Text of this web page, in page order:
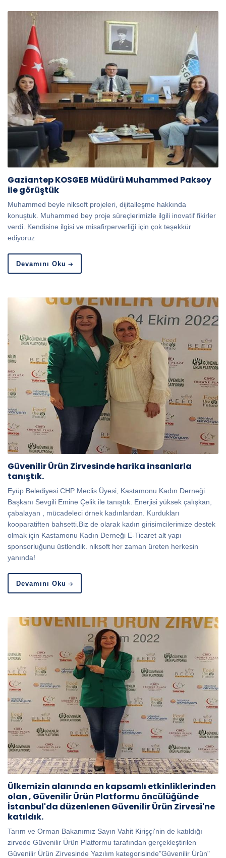
Gaziantep KOSGEB Müdürü Muhammed Paksoy
ile görüştük
Muhammed beyle nlksoft projeleri, dijitalleşme hakkında
konuştuk. Muhammed bey proje süreçlerimizle ilgili inovatif fikirler
verdi. Kendisine ilgisi ve misafirperverliği için çok teşekkür
ediyoruz
Devamını Oku
Güvenilir Ürün Zirvesinde harika insanlarla
tanıştık.
Eyüp Belediyesi CHP Meclis Üyesi, Kastamonu Kadın Derneği
Başkanı Sevgili Emine Çelik ile tanıştık. Enerjisi yüksek çalışkan,
çabalayan , mücadeleci örnek kadınlardan. Kurdukları
kooparatiften bahsetti.Biz de olarak kadın girisimcilerimize destek
olmak için Kastamonu Kadın Derneği E-Ticaret alt yapı
sponsorluğunu üstlendik. nlksoft her zaman üreten herkesin
yanında!
Devamını Oku
Ülkemizin alanında en kapsamlı etkinliklerinden
olan , Güvenilir Ürün Platformu öncülüğünde
İstanbul'da düzenlenen Güvenilir Ürün Zirvesi'ne
katıldık.
Tarım ve Orman Bakanımız Sayın Vahit Kirişçi'nin de katıldığı
zirvede Güvenilir Ürün Platformu tarafından gerçekleştirilen
Güvenilir Ürün Zirvesinde Yazılım kategorisinde"Güvenilir Ürün"